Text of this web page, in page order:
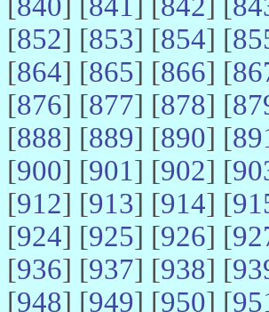
[852] [853] [854] [
[864] [865] [866] [
[876] [877] [878] [
[888] [889] [890] [
[900] [901] [902] [
[912] [913] [914] [
[924] [925] [926] [
[936] [937] [938] [
[948] [949] [950] [